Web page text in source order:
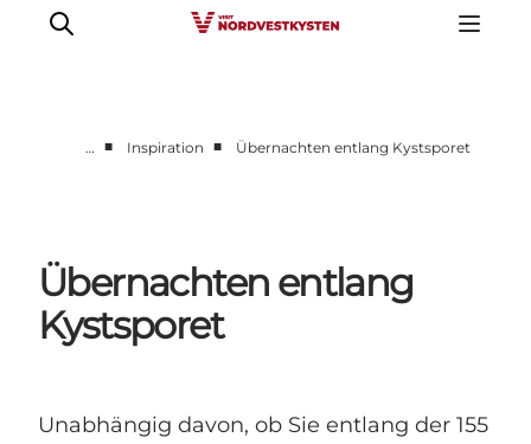
Events
Unterkunft
Mach deine Urlaubsplanung
… ■ Inspiration ■ Übernachten entlang Kystsporet
Übernachten entlang
Kystsporet
Unabhängig davon, ob Sie entlang der 155